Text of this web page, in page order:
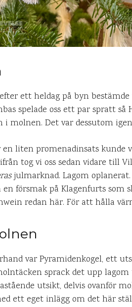
ett heldag på byn
spelade oss ett par spratt
molnen. Det var dessutom
liten promenadinsats kunde
tog vi oss sedan vidare till
julmarknad. Lagom
försmak på Klagenfurts som
redan här. För att hålla
var Pyramidenkogel, ett
sprack det upp
utsikt, delvis ovanför
ett eget inlägg om det här